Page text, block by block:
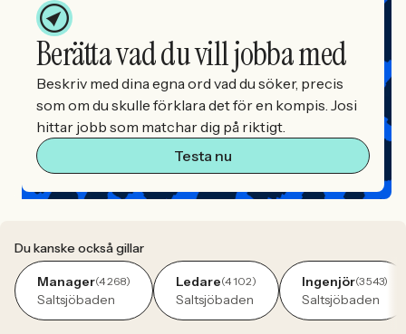
Berätta vad du vill jobba med
Beskriv med dina egna ord vad du söker, precis
som om du skulle förklara det för en kompis. Josi
hittar jobb som matchar dig på riktigt.
Testa nu
Du kanske också gillar
Manager(4 268)
Saltsjöbaden
Ledare(4 102)
Saltsjöbaden
Ingenjör(3 543)
Saltsjöbaden